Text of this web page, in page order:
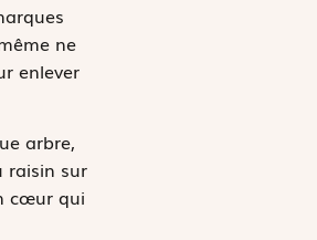
ne
enlever
arbre,
raisin sur
cœur qui